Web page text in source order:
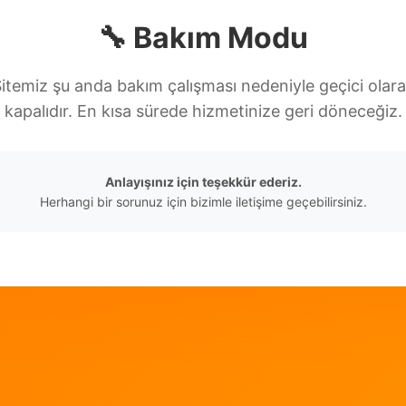
🔧 Bakım Modu
şu anda bakım çalışması nedeniyle geçici
kapalıdır. En kısa sürede hizmetinize geri döneceğiz.
Anlayışınız için teşekkür ederiz.
Herhangi bir sorunuz için bizimle iletişime geçebilirsiniz.